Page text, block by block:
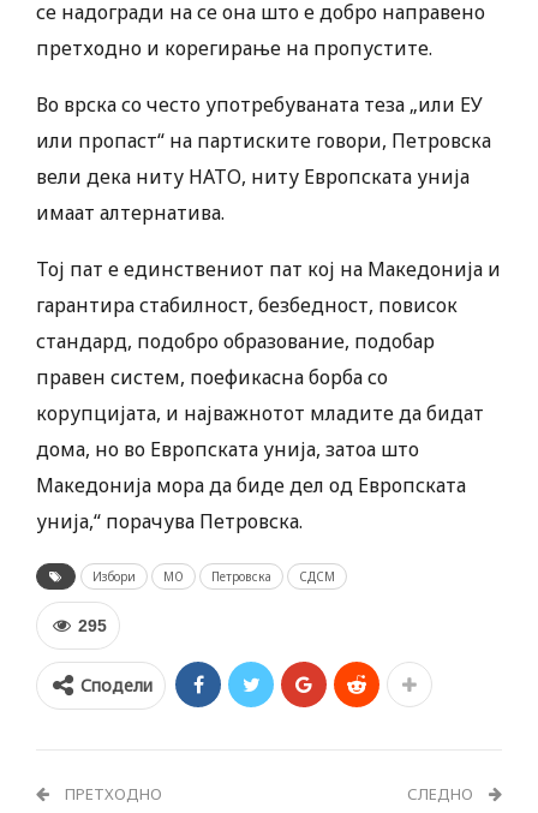
се надогради на се она што е добро направено
претходно и корегирање на пропустите.
Во врска со често употребуваната теза „или ЕУ
или пропаст“ на партиските говори, Петровска
вели дека ниту НАТО, ниту Европската унија
имаат алтернатива.
Тој пат е единствениот пат кој на Македонија и
гарантира стабилност, безбедност, повисок
стандард, подобро образование, подобар
правен систем, поефикасна борба со
корупцијата, и најважнотот младите да бидат
дома, но во Европската унија, затоа што
Македонија мора да биде дел од Европската
унија,“ порачува Петровска.
Избори МО Петровска СДСМ
295
Сподели
ПРЕТХОДНО СЛЕДНО